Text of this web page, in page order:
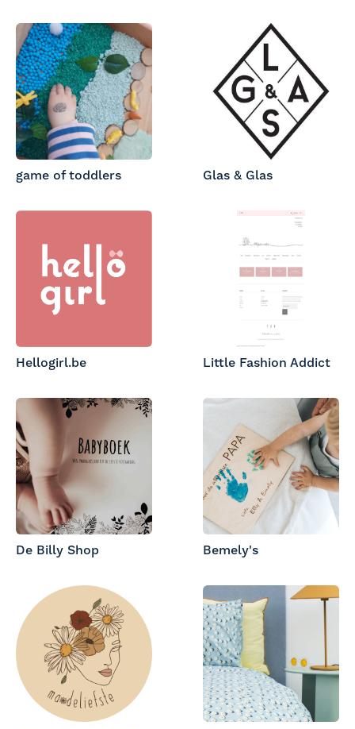
game of toddlers Glas & Glas
Hellogirl.be Little Fashion Addict
De Billy Shop Bemely's